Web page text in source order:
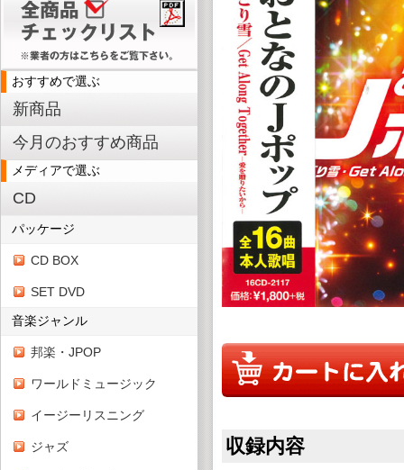
おすすめで選ぶ
新商品
今月のおすすめ商品
メディアで選ぶ
CD
パッケージ
CD BOX
SET DVD
音楽ジャンル
邦楽・JPOP
ワールドミュージック
イージーリスニング
ジャズ 収録内容